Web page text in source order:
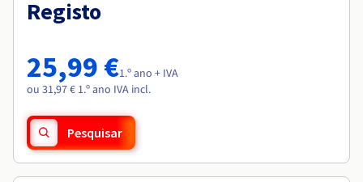
Preços
Roadmap & Changelog
Observabilidade
Roadmap & Changelog
Roadmap & Changelog
Roadmap & Changelog
Roadmap & Changelog
Registo
25,99 €1.º ano + IVA
ou 31,97 € 1.º ano IVA incl.
Pesquisar